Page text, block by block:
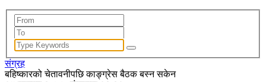
संग्रह
बहिष्कारको चेतावनीपछि काङ्ग्रेस बैठक बस्न सकेन